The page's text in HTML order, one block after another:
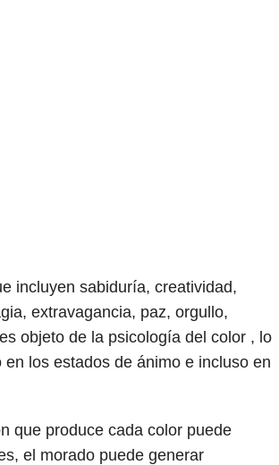
incluyen sabiduría, creatividad,
extravagancia, paz, orgullo,
objeto de la psicología del color , lo
los estados de ánimo e incluso en
que produce cada color puede
el morado puede generar